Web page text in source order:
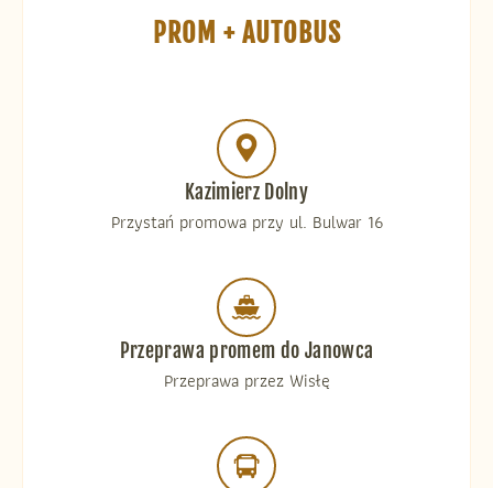
PROM + AUTOBUS
Kazimierz Dolny
Przystań promowa przy ul. Bulwar 16
Przeprawa promem do Janowca
Przeprawa przez Wisłę